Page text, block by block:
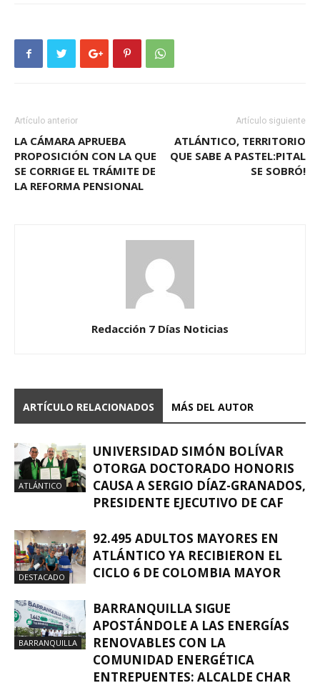
Artículo anterior
LA CÁMARA APRUEBA
PROPOSICIÓN CON LA QUE
SE CORRIGE EL TRÁMITE DE
LA REFORMA PENSIONAL
Artículo siguiente
ATLÁNTICO, TERRITORIO
QUE SABE A PASTEL:PITAL
SE SOBRÓ!
Redacción 7 Días Noticias
ARTÍCULO RELACIONADOS MÁS DEL AUTOR
ATLÁNTICO
UNIVERSIDAD SIMÓN BOLÍVAR
OTORGA DOCTORADO HONORIS
CAUSA A SERGIO DÍAZ-GRANADOS,
PRESIDENTE EJECUTIVO DE CAF
DESTACADO
92.495 ADULTOS MAYORES EN
ATLÁNTICO YA RECIBIERON EL
CICLO 6 DE COLOMBIA MAYOR
BARRANQUILLA
BARRANQUILLA SIGUE
APOSTÁNDOLE A LAS ENERGÍAS
RENOVABLES CON LA
COMUNIDAD ENERGÉTICA
ENTREPUENTES: ALCALDE CHAR